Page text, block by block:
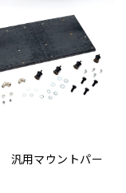
用マウントパー